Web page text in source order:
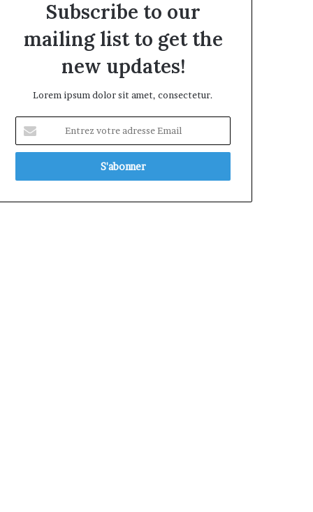
Subscribe to our
mailing list to get the
new updates!
Lorem ipsum dolor sit amet, consectetur.
votre
adresse